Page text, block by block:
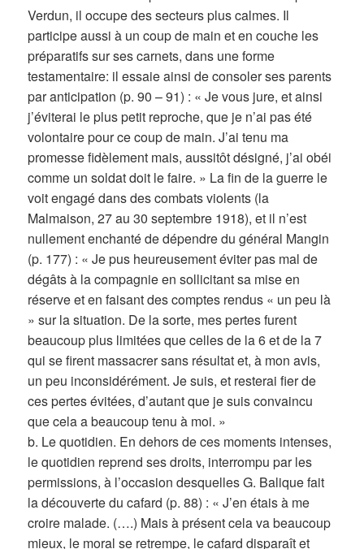
Verdun, il occupe des secteurs plus calmes. Il
participe aussi à un coup de main et en couche les
préparatifs sur ses carnets, dans une forme
testamentaire: il essaie ainsi de consoler ses parents
par anticipation (p. 90 – 91) : « Je vous jure, et ainsi
j’éviterai le plus petit reproche, que je n’ai pas été
volontaire pour ce coup de main. J’ai tenu ma
promesse fidèlement mais, aussitôt désigné, j’ai obéi
comme un soldat doit le faire. » La fin de la guerre le
voit engagé dans des combats violents (la
Malmaison, 27 au 30 septembre 1918), et il n’est
nullement enchanté de dépendre du général Mangin
(p. 177) : « Je pus heureusement éviter pas mal de
dégâts à la compagnie en sollicitant sa mise en
réserve et en faisant des comptes rendus « un peu là
» sur la situation. De la sorte, mes pertes furent
beaucoup plus limitées que celles de la 6 et de la 7
qui se firent massacrer sans résultat et, à mon avis,
un peu inconsidérément. Je suis, et resterai fier de
ces pertes évitées, d’autant que je suis convaincu
que cela a beaucoup tenu à moi. »
b. Le quotidien. En dehors de ces moments intenses,
le quotidien reprend ses droits, interrompu par les
permissions, à l’occasion desquelles G. Balique fait
la découverte du cafard (p. 88) : « J’en étais à me
croire malade. (….) Mais à présent cela va beaucoup
mieux, le moral se retrempe, le cafard disparaît et